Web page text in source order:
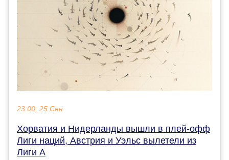
23:00, 25 Сен
Хорватия и Нидерланды вышли в плей-офф
Лиги наций, Австрия и Уэльс вылетели из
Лиги А